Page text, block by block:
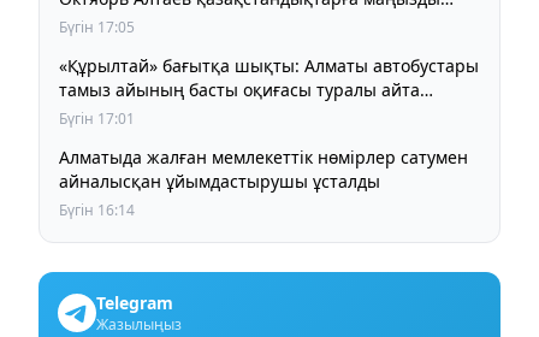
үндеу жасады
Бүгін 17:05
«Құрылтай» бағытқа шықты: Алматы автобустары
тамыз айының басты оқиғасы туралы айта
бастады
Бүгін 17:01
Алматыда жалған мемлекеттік нөмірлер сатумен
айналысқан ұйымдастырушы ұсталды
Бүгін 16:14
Telegram
Жазылыңыз